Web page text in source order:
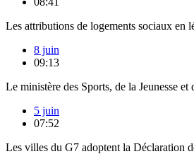
Les attributions de logements sociaux en
8 juin
09:13
Le ministère des Sports, de la Jeunesse et
5 juin
07:52
Les villes du G7 adoptent la Déclaration